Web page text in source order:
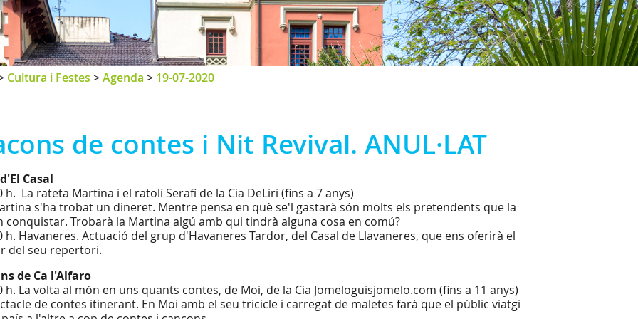
Cultura i Festes >Agenda > 19-07-2020
de contes i Nit Revival. ANUL·LAT
Casal
h. La rateta Martina i el ratolí Serafí de la Cia DeLiri (fins a 7 anys)
s'ha trobat un dineret. Mentre pensa en què se'l gastarà són molts els pretendents que la
conquistar. Trobarà la Martina algú amb qui tindrà alguna cosa en comú?
h. Havaneres. Actuació del grup d'Havaneres Tardor, del Casal de Llavaneres, que ens oferirà el
del seu repertori.
de Ca l'Alfaro
h. La volta al món en uns quants contes, de Moi, de la Cia Jomeloguisjomelo.com (fins a 11 anys)
de contes itinerant. En Moi amb el seu tricicle i carregat de maletes farà que el públic viatgi